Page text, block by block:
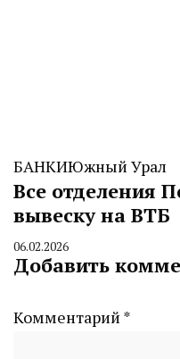
БАНКИЮжный Урал
Все отделения
вывеску на ВТБ
By
CHELINDUSTRY
06.02.2026
Добавить
Комментарий *